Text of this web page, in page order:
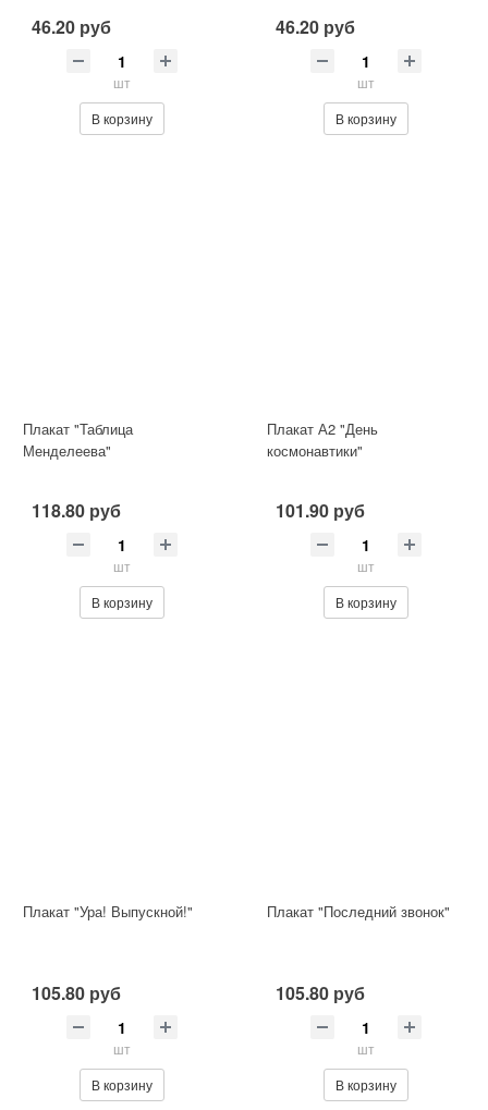
46.20 руб
шт
В корзину
46.20 руб
шт
В корзину
Плакат "Таблица
Менделеева"
118.80 руб
шт
В корзину
Плакат А2 "День
космонавтики"
101.90 руб
шт
В корзину
Плакат "Ура! Выпускной!"
105.80 руб
шт
В корзину
Плакат "Последний звонок"
105.80 руб
шт
В корзину